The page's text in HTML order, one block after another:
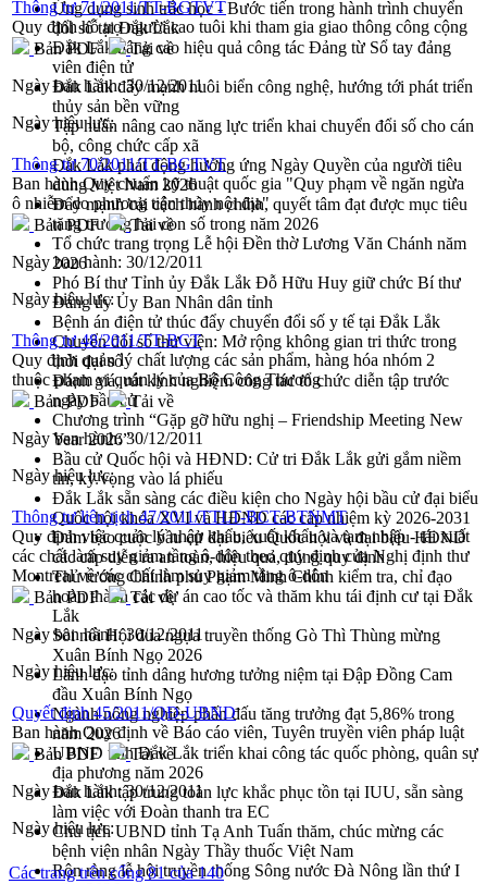
Ứng dụng sinh trắc học - Bước tiến trong hành trình chuyển
đổi số tại Đắk Lắk
Đắk Lắk nâng cao hiệu quả công tác Đảng từ Sổ tay đảng
viên điện tử
Đắk Lắk đẩy mạnh nuôi biển công nghệ, hướng tới phát triển
thủy sản bền vững
Tập huấn nâng cao năng lực triển khai chuyển đổi số cho cán
bộ, công chức cấp xã
Đắk Lắk phát động hưởng ứng Ngày Quyền của người tiêu
dùng Việt Nam 2026
Đẩy mạnh cải cách hành chính, quyết tâm đạt được mục tiêu
tăng trưởng hai con số trong năm 2026
Tổ chức trang trọng Lễ hội Đền thờ Lương Văn Chánh năm
2026
Phó Bí thư Tỉnh ủy Đắk Lắk Đỗ Hữu Huy giữ chức Bí thư
Đảng ủy Ủy Ban Nhân dân tỉnh
Bệnh án điện tử thúc đẩy chuyển đổi số y tế tại Đắk Lắk
Chuyển đổi số thư viện: Mở rộng không gian tri thức trong
thời đại số
Đánh giá, rút kinh nghiệm công tác tổ chức diễn tập trước
ngày bầu cử
Chương trình “Gặp gỡ hữu nghị – Friendship Meeting New
Year 2026”
Bầu cử Quốc hội và HĐND: Cử tri Đắk Lắk gửi gắm niềm
tin, kỳ vọng vào lá phiếu
Đắk Lắk sẵn sàng các điều kiện cho Ngày hội bầu cử đại biểu
Quốc hội khóa XVI và HĐND các cấp nhiệm kỳ 2026-2031
Đảm bảo cuộc bầu cử đại biểu Quốc hội và đại biểu HĐND
các cấp diễn ra an toàn, hiệu quả, đúng quy định
Thủ tướng Chính phủ Phạm Minh Chính kiểm tra, chỉ đạo
hoàn thành các dự án cao tốc và thăm khu tái định cư tại Đắk
Lắk
Sôi nổi Hội đua ngựa truyền thống Gò Thì Thùng mừng
Xuân Bính Ngọ 2026
Lãnh đạo tỉnh dâng hương tưởng niệm tại Đập Đồng Cam
đầu Xuân Bính Ngọ
Ngành nông nghiệp phấn đấu tăng trưởng đạt 5,86% trong
năm 2026
UBND tỉnh Đắk Lắk triển khai công tác quốc phòng, quân sự
địa phương năm 2026
Đắk Lắk tập trung toàn lực khắc phục tồn tại IUU, sẵn sàng
làm việc với Đoàn thanh tra EC
Chủ tịch UBND tỉnh Tạ Anh Tuấn thăm, chúc mừng các
bệnh viện nhân Ngày Thầy thuốc Việt Nam
Rộn ràng lễ hội truyền thống Sông nước Đà Nông lần thứ I
Thông tư 71/2011/TT-BGTVT
Quy định hỗ trợ người cao tuôi khi tham gia giao thông công cộng
Bản PDF
Tải về
Ngày ban hành:30/12/2011
Ngày hiệu lực:
Thông tư 70/2011/TT-BGTVT
Ban hành Quy chuẩn kỹ thuật quốc gia "Quy phạm về ngăn ngừa
ô nhiễm do phương tiện thủy nội địa"
Bản PDF
Tải về
Ngày ban hành: 30/12/2011
Ngày hiệu lực:
Thông tư 48/2011/TT-BCT
Quy định quản lý chất lượng các sản phẩm, hàng hóa nhóm 2
thuộc phạm vi quản lý của Bộ Công Thương
Bản PDF
Tải về
Ngày ban hành:30/12/2011
Ngày hiệu lực:
Thông tư liên tịch 47/2011/TTLT-BCT-BTNMT
Quy định việc quản lý nhập khẩu, xuất khẩu và tạm nhập - tái xuất
các chất làm suy giảm tầng ô-dôn theo quy định của Nghị định thư
Montreal về các chất làm suy giảm tầng ô-dôn
Bản PDF
Tải về
Ngày ban hành:30/12/2011
Ngày hiệu lực:
Quyết định 45/2011/QĐ-UBND
Ban hành Quy định về Báo cáo viên, Tuyên truyền viên pháp luật
Bản PDF
Tải về
Ngày ban hành:30/12/2011
Ngày hiệu lực:
Các trang trên cổng 81 của 140